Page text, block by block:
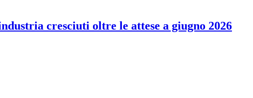
cresciuti oltre le attese a giugno 2026